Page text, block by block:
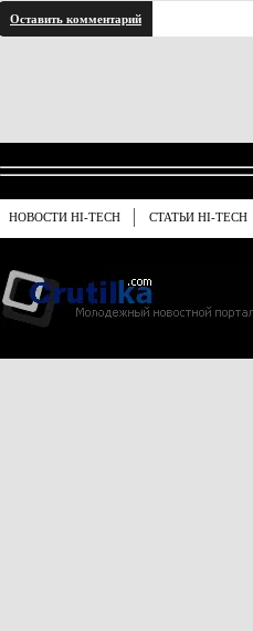
Оставить комментарий
НОВОСТИ HI-TECH СТАТЬИ HI-TECH